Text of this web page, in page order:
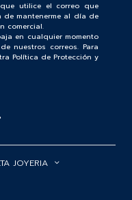
utilice el correo que
mantenerme al día de
comercial.
en cualquier momento
nuestros correos. Para
Política de Protección y
JOYERIA